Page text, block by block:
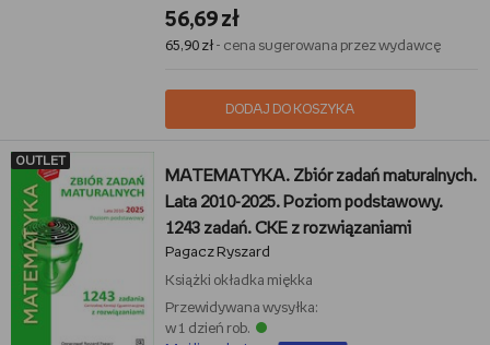
56,69 zł
65,90 zł- cena sugerowana przez wydawcę
DODAJ DO KOSZYKA
OUTLET
MATEMATYKA. Zbiór zadań maturalnych.
Lata 2010-2025. Poziom podstawowy.
1243 zadań. CKE z rozwiązaniami
Pagacz Ryszard
Książki okładka miękka
Przewidywana wysyłka:
w 1 dzień rob.